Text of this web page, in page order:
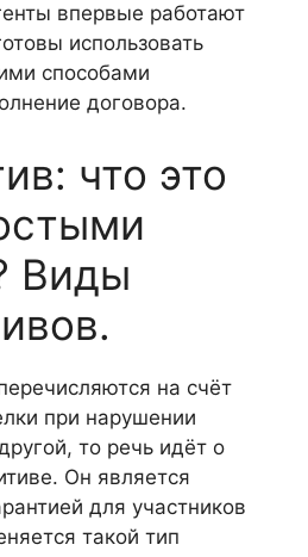
впервые работают
использовать
способами
договора.
что это
Виды
на счёт
при нарушении
то речь идёт о
Он является
для участников
такой тип